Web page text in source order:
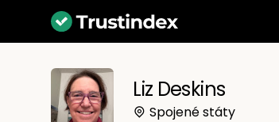
Liz Deskins
Spojené státy